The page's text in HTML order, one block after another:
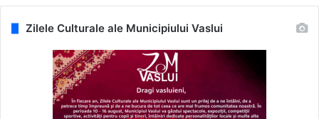
Zilele Culturale ale Municipiului Vaslui